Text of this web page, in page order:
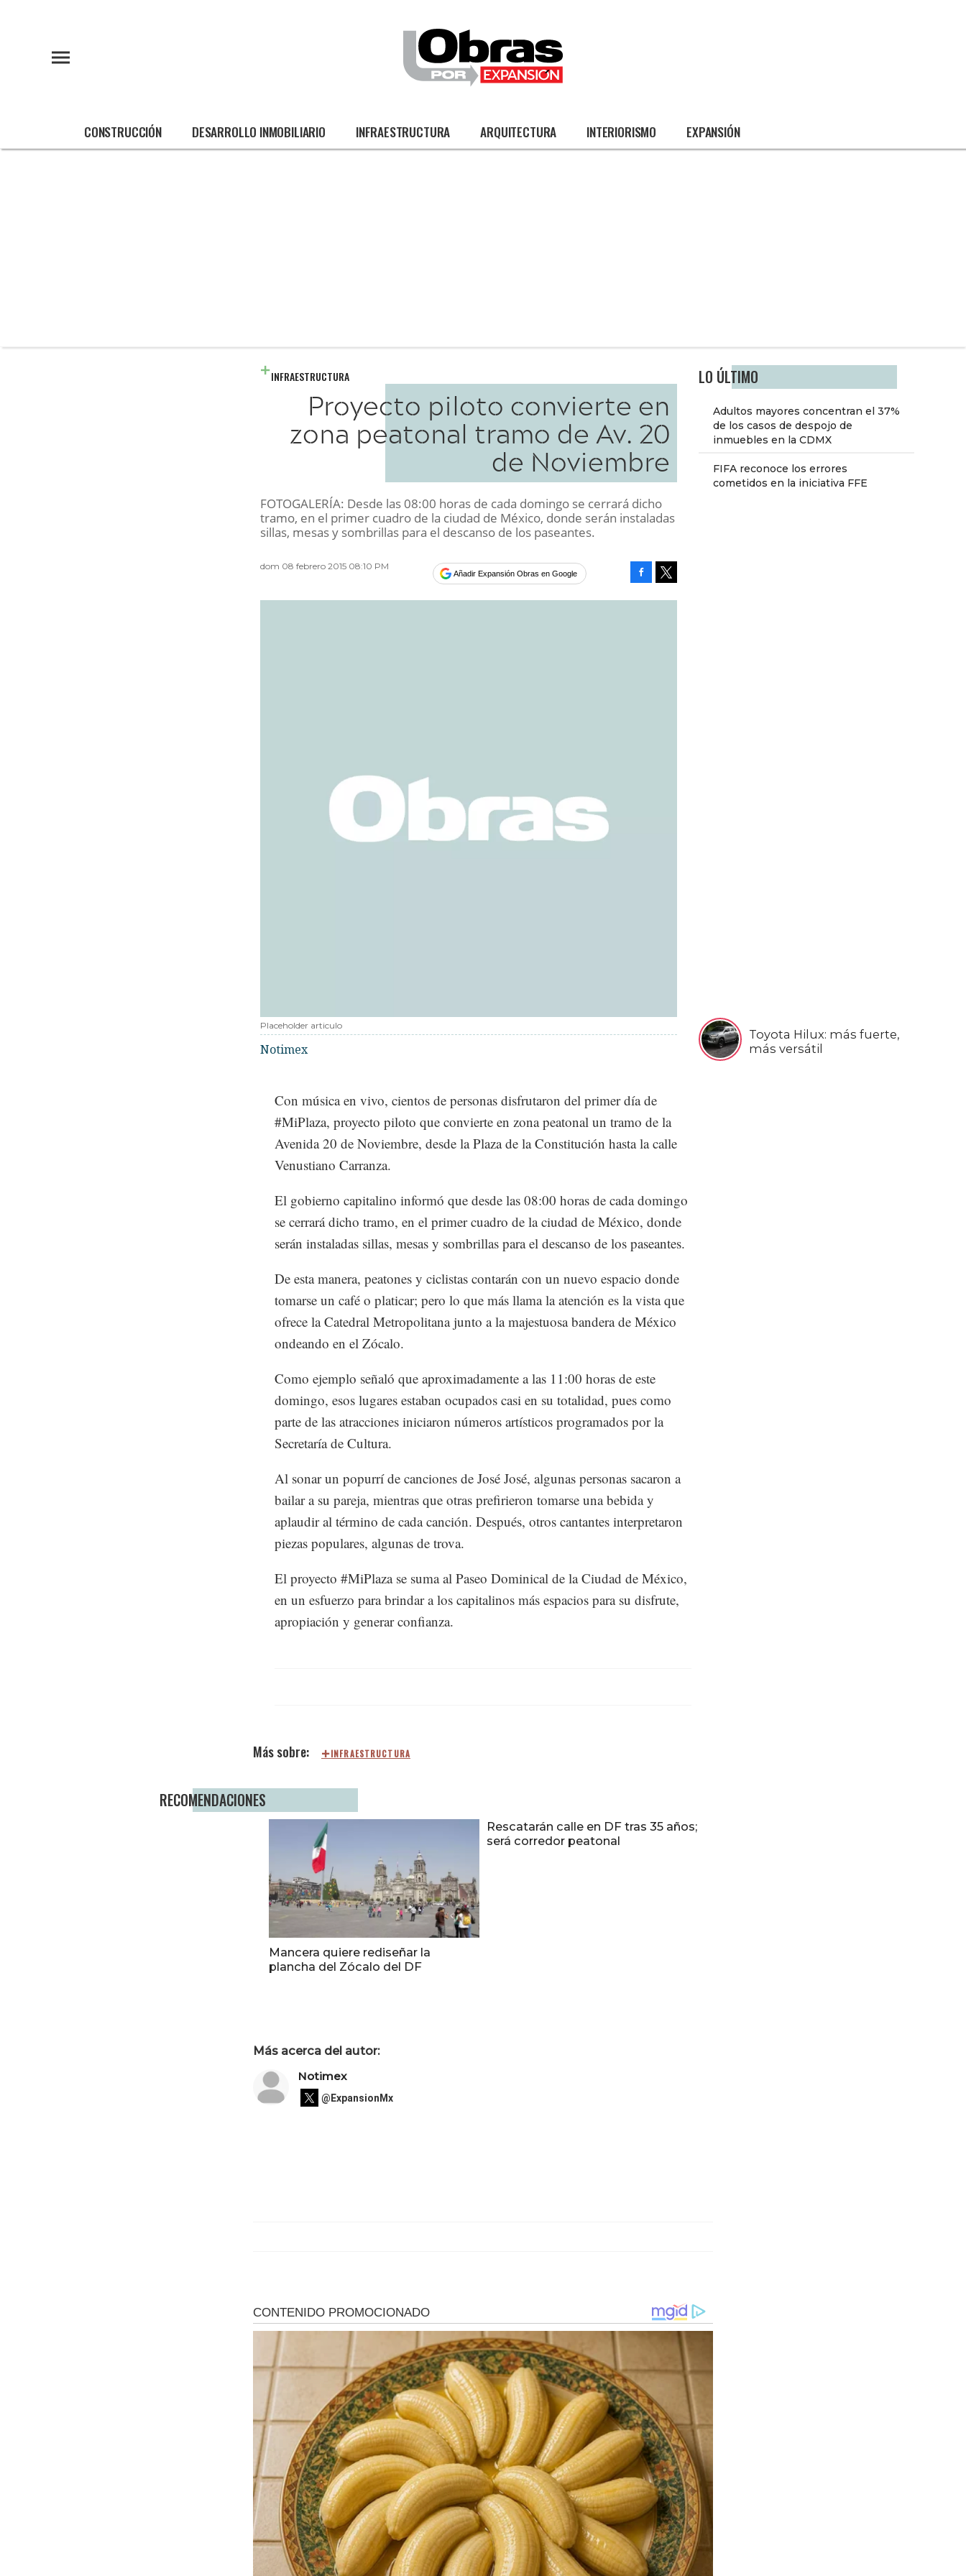
CONSTRUCCIÓN DESARROLLO INMOBILIARIO INFRAESTRUCTURA ARQUITECTURA INTERIORISMO EXPANSIÓN
LO ÚLTIMO
Adultos mayores concentran el 37%
de los casos de despojo de
inmuebles en la CDMX
FIFA reconoce los errores
cometidos en la iniciativa FFE
Toyota Hilux: más fuerte,
más versátil
INFRAESTRUCTURA
Proyecto piloto convierte en
zona peatonal tramo de Av. 20
de Noviembre
FOTOGALERÍA: Desde las 08:00 horas de cada domingo se cerrará dicho
tramo, en el primer cuadro de la ciudad de México, donde serán instaladas
sillas, mesas y sombrillas para el descanso de los paseantes.
dom 08 febrero 2015 08:10 PM
Añadir Expansión Obras en Google
Placeholder articulo
Notimex
Con música en vivo, cientos de personas disfrutaron del primer día de
#MiPlaza, proyecto piloto que convierte en zona peatonal un tramo de la
Avenida 20 de Noviembre, desde la Plaza de la Constitución hasta la calle
Venustiano Carranza.
El gobierno capitalino informó que desde las 08:00 horas de cada domingo
se cerrará dicho tramo, en el primer cuadro de la ciudad de México, donde
serán instaladas sillas, mesas y sombrillas para el descanso de los paseantes.
De esta manera, peatones y ciclistas contarán con un nuevo espacio donde
tomarse un café o platicar; pero lo que más llama la atención es la vista que
ofrece la Catedral Metropolitana junto a la majestuosa bandera de México
ondeando en el Zócalo.
Como ejemplo señaló que aproximadamente a las 11:00 horas de este
domingo, esos lugares estaban ocupados casi en su totalidad, pues como
parte de las atracciones iniciaron números artísticos programados por la
Secretaría de Cultura.
Al sonar un popurrí de canciones de José José, algunas personas sacaron a
bailar a su pareja, mientras que otras prefirieron tomarse una bebida y
aplaudir al término de cada canción. Después, otros cantantes interpretaron
piezas populares, algunas de trova.
El proyecto #MiPlaza se suma al Paseo Dominical de la Ciudad de México,
en un esfuerzo para brindar a los capitalinos más espacios para su disfrute,
apropiación y generar confianza.
INFRAESTRUCTURA
RECOMENDACIONES
Mancera quiere rediseñar la
plancha del Zócalo del DF
Rescatarán calle en DF tras 35 años;
será corredor peatonal
Más acerca del autor:
Notimex
@ExpansionMx